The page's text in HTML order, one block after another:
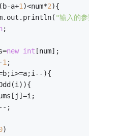
a+1)<num*2){
"输入的参数有误
;
new int [num];
1;
){
;
)